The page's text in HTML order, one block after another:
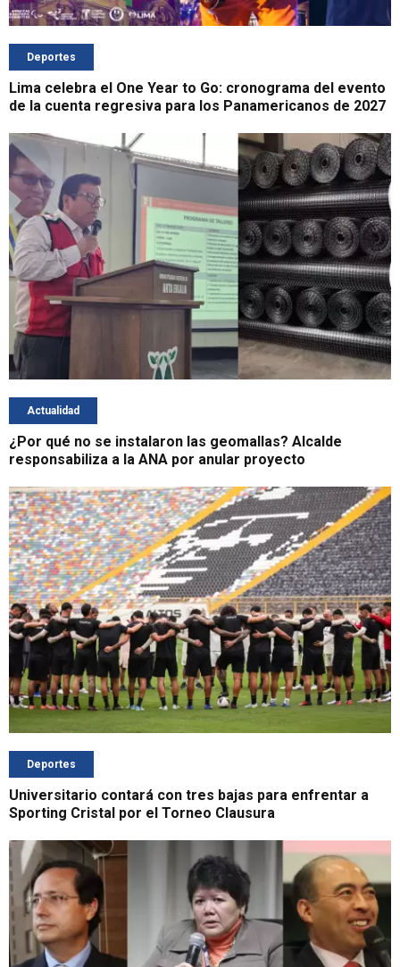
Deportes
Lima celebra el One Year to Go: cronograma del evento
de la cuenta regresiva para los Panamericanos de 2027
Actualidad
¿Por qué no se instalaron las geomallas? Alcalde
responsabiliza a la ANA por anular proyecto
Deportes
Universitario contará con tres bajas para enfrentar a
Sporting Cristal por el Torneo Clausura